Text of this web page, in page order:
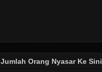
Jumlah Orang Nyasar Ke Sini